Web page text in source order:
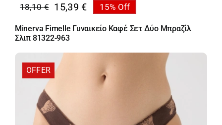
18,10€
Original
price
was:
15,39 €
Η
τρέχουσα
τιμή
15,39 €.
15% Off
Minerva Fimelle Γυναικείο Καφέ Σετ Δύο Μπραζίλ
Σλιπ 81322-963
OFFER